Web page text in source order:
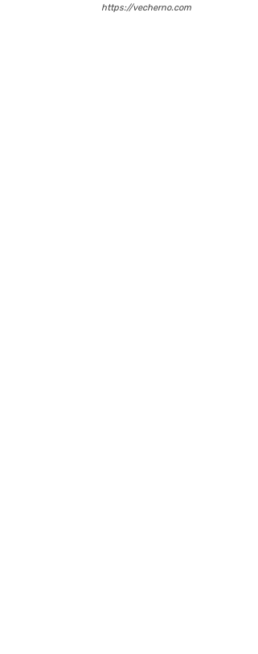
https://vecherno.com